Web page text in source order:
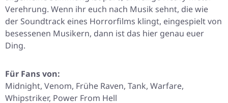
Verehrung. Wenn ihr euch nach Musik sehnt, die wie
der Soundtrack eines Horrorfilms klingt, eingespielt von
besessenen Musikern, dann ist das hier genau euer
Ding.
Für Fans von:
Midnight, Venom, Frühe Raven, Tank, Warfare,
Whipstriker, Power From Hell